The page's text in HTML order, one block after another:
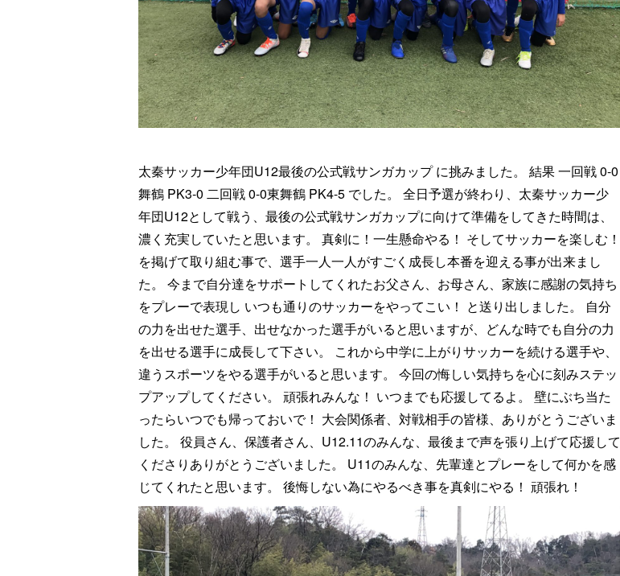
太秦サッカー少年団U12最後の公式戦サンガカップ に挑みました。 結果 一回戦 0-0
舞鶴 PK3-0 二回戦 0-0東舞鶴 PK4-5 でした。 全日予選が終わり、太秦サッカー少
年団U12として戦う、最後の公式戦サンガカップに向けて準備をしてきた時間は、
濃く充実していたと思います。 真剣に！一生懸命やる！ そしてサッカーを楽しむ！
を掲げて取り組む事で、選手一人一人がすごく成長し本番を迎える事が出来まし
た。 今まで自分達をサポートしてくれたお父さん、お母さん、家族に感謝の気持ち
をプレーで表現し いつも通りのサッカーをやってこい！ と送り出しました。 自分
の力を出せた選手、出せなかった選手がいると思いますが、どんな時でも自分の力
を出せる選手に成長して下さい。 これから中学に上がりサッカーを続ける選手や、
違うスポーツをやる選手がいると思います。 今回の悔しい気持ちを心に刻みステッ
プアップしてください。 頑張れみんな！ いつまでも応援してるよ。 壁にぶち当た
ったらいつでも帰っておいで！ 大会関係者、対戦相手の皆様、ありがとうございま
した。 役員さん、保護者さん、U12.11のみんな、最後まで声を張り上げて応援して
くださりありがとうございました。 U11のみんな、先輩達とプレーをして何かを感
じてくれたと思います。 後悔しない為にやるべき事を真剣にやる！ 頑張れ！